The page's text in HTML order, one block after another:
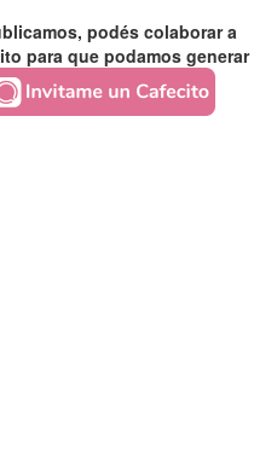
podés colaborar a
para que podamos generar